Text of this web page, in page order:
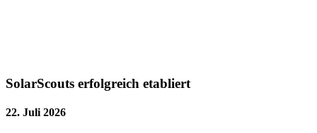
SolarScouts erfolgreich etabliert
22. Juli 2026